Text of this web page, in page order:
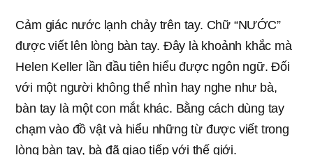
Cảm giác nước lạnh chảy trên tay. Chữ “NƯỚC”
được viết lên lòng bàn tay. Đây là khoảnh khắc mà
Helen Keller lần đầu tiên hiểu được ngôn ngữ. Đối
với một người không thể nhìn hay nghe như bà,
bàn tay là một con mắt khác. Bằng cách dùng tay
chạm vào đồ vật và hiểu những từ được viết trong
lòng bàn tay, bà đã giao tiếp với thế giới.